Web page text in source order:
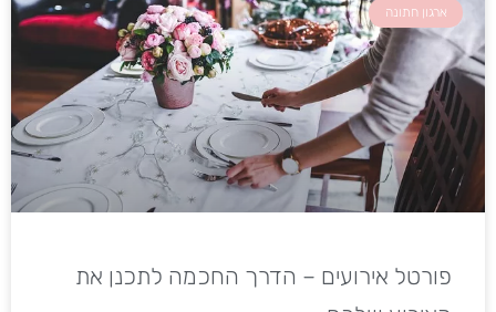
ארגון חתונה
פורטל אירועים – הדרך החכמה לתכנן את